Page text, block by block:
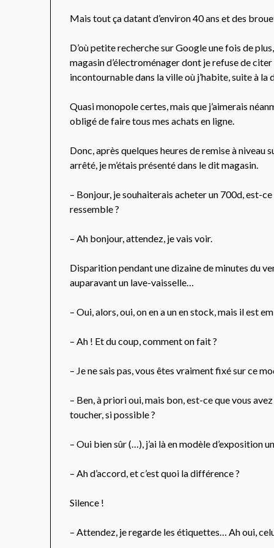
Mais tout ça datant d’environ 40 ans et des
D’où petite recherche sur Google une fois de
magasin d’électroménager dont je refuse de
incontournable dans la ville où j’habite, suite à
Quasi monopole certes, mais que j’aimerais
obligé de faire tous mes achats en ligne.
Donc, après quelques heures de remise à
arrêté, je m’étais présenté dans le dit magasin.
– Bonjour, je souhaiterais acheter un 700d, est-
ressemble ?
– Ah bonjour, attendez, je vais voir.
Disparition pendant une dizaine de minutes du
auparavant un lave-vaisselle…
– Oui, alors, oui, on en a un en stock, mais il est
– Ah ! Et du coup, comment on fait ?
– Je ne sais pas, vous êtes vraiment fixé sur ce
– Ben, à priori oui, mais bon, est-ce que vous
toucher, si possible ?
– Oui bien sûr (…), j’ai là en modèle d’exposition
– Ah d’accord, et c’est quoi la différence ?
Silence !
– Attendez, je regarde les étiquettes… Ah oui,